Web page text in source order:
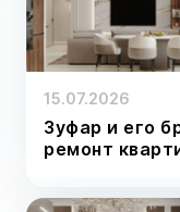
15.07.2026
Зуфар и его
ремонт